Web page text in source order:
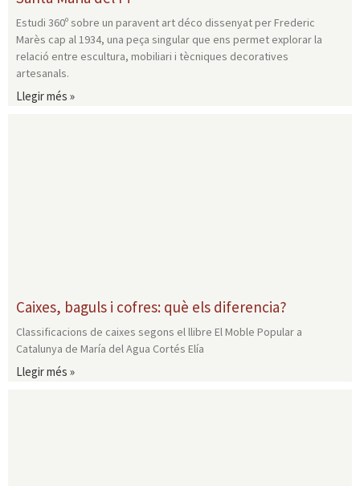
Estudi 360º sobre un paravent art déco dissenyat per Frederic
Marès cap al 1934, una peça singular que ens permet explorar la
relació entre escultura, mobiliari i tècniques decoratives
artesanals.
Llegir més »
Caixes, baguls i cofres: què els diferencia?
Classificacions de caixes segons el llibre El Moble Popular a
Catalunya de María del Agua Cortés Elía
Llegir més »